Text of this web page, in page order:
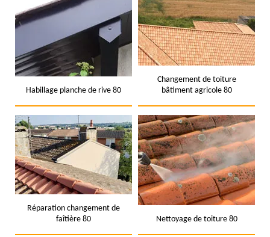
Habillage planche de rive 80
Changement de toiture
bâtiment agricole 80
Réparation changement de
faîtière 80
Nettoyage de toiture 80